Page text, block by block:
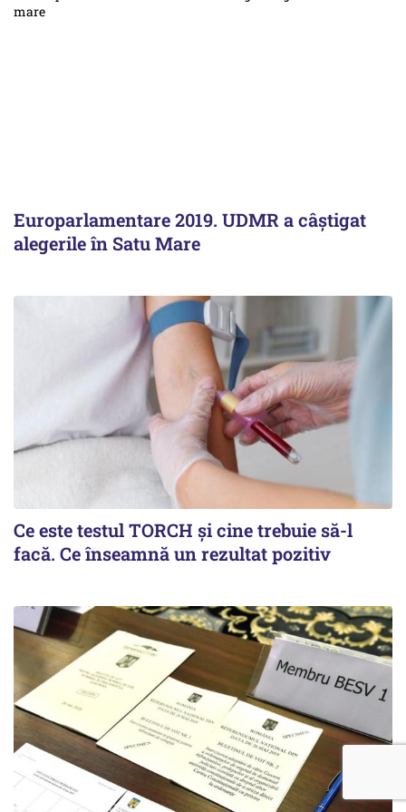
Europarlamentare 2019. UDMR a câștigat
alegerile în Satu Mare
Ce este testul TORCH și cine trebuie să-l
facă. Ce înseamnă un rezultat pozitiv